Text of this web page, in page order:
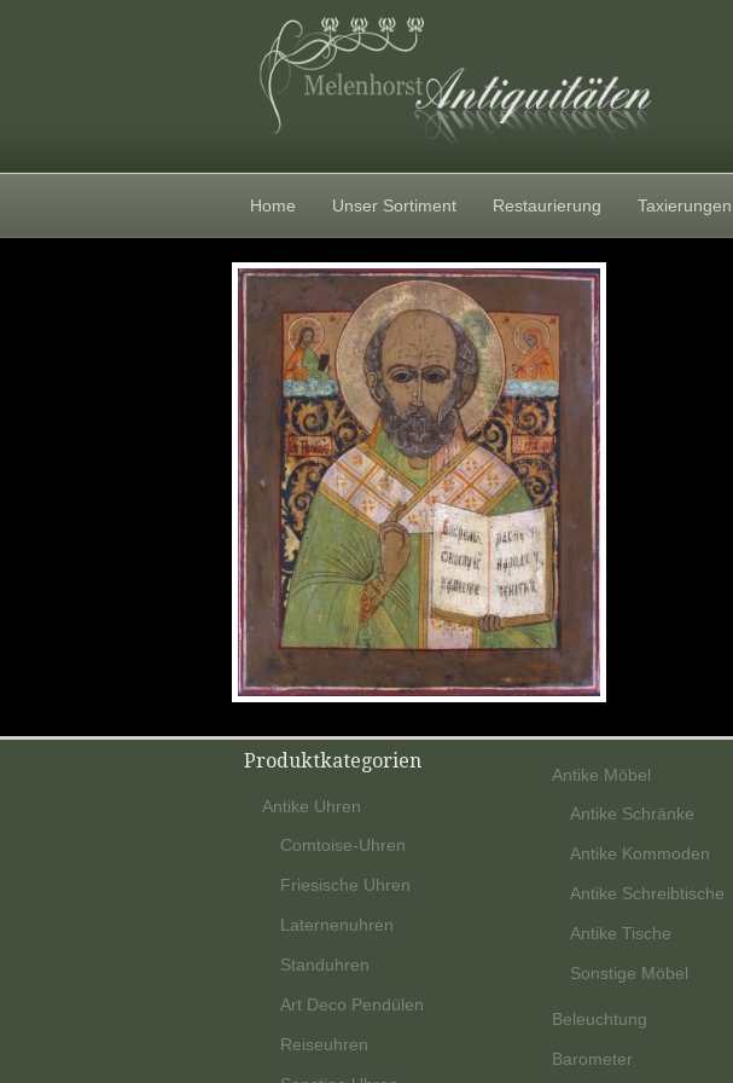
Home Unser Sortiment Restaurierung Taxierungen
Produktkategorien
Antike Uhren
Comtoise-Uhren
Friesische Uhren
Laternenuhren
Standuhren
Art Deco Pendülen
Reiseuhren
Antike Möbel
Antike Schränke
Antike Kommoden
Antike Schreibtische
Antike Tische
Sonstige Möbel
Beleuchtung
Barometer